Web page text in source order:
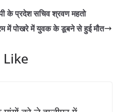
y
Li
k
e
के प्रदेश सचिव श्रवण महतो
में पोखरे में युवक के डूबने से हुई मौत